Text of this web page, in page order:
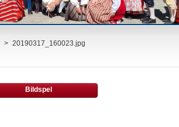
> 20190317_160023.jpg
Bildspel